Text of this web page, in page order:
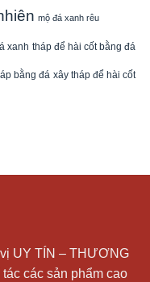
mộ đá xanh rêu
xanh tháp để hài cốt bằng đá
bằng đá xây tháp để hài cốt
UY TÍN – THƯƠNG
các sản phẩm cao